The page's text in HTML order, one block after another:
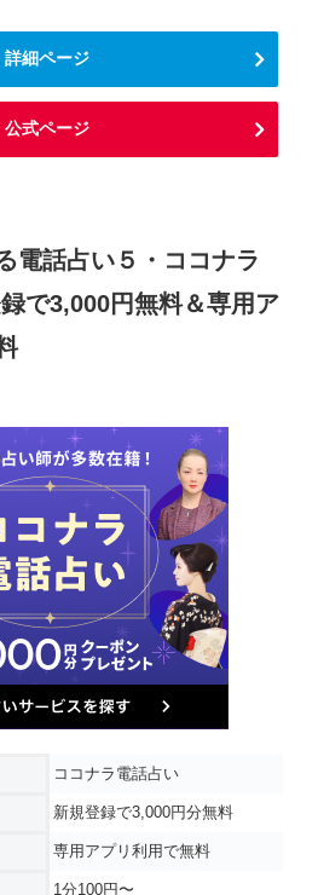
詳細ページ
公式ページ
電話占い５・ココナラ
で3,000円無料＆専用ア
ココナラ電話占い
新規登録で3,000円分無料
専用アプリ利用で無料
1分100円〜